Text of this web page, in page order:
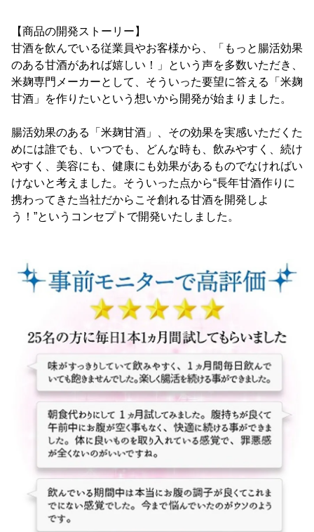
【商品の開発ストーリー】
甘酒を飲んでいる従業員やお客様から、「もっと腸活効果
のある甘酒があれば嬉しい！」という声を多数いただき、
米麹専門メーカーとして、そういった要望に答える「米麹
甘酒」を作りたいという想いから開発が始まりました。
腸活効果のある「米麹甘酒」、その効果を実感いただくた
めには誰でも、いつでも、どんな時も、飲みやすく、続け
やすく、美容にも、健康にも効果があるものでなければい
けないと考えました。そういった点から“長年甘酒作りに
携わってきた当社だからこそ創れる甘酒を開発しよ
う！”というコンセプトで開発いたしました。